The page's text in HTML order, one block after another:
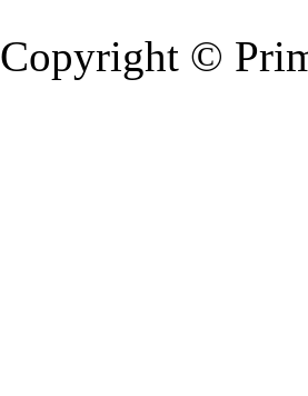
Copyright ©